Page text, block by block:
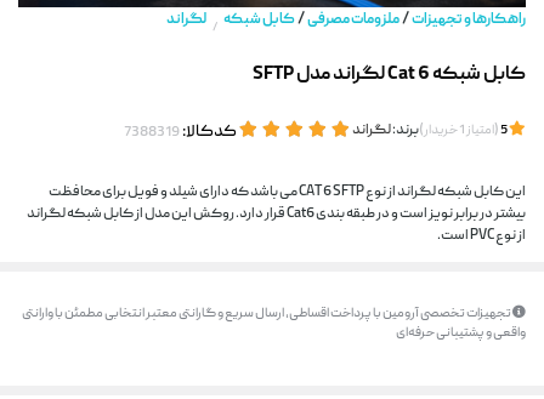
راهکارها و تجهیزات/ملزومات مصرفی/کابل شبکه / لگراند
کابل شبکه Cat 6 لگراند مدل SFTP
(امتیاز1خریدار)برند:لگراند کدکالا:
این کابل شبکه لگراند از نوع CAT 6 SFTP می باشد که دارای شیلد و فویل برای محافظت
بیشتر در برابر نویز است و در طبقه بندی Cat6 قرار دارد. روکش این مدل از کابل شبکه لگراند
از نوع PVC است.
تجهیزات تخصصی آرومین با پرداخت اقساطی، ارسال سریع و گارانتی معتبر انتخابی مطمئن با وارانتی
واقعی و پشتیبانی حرفه‌ای